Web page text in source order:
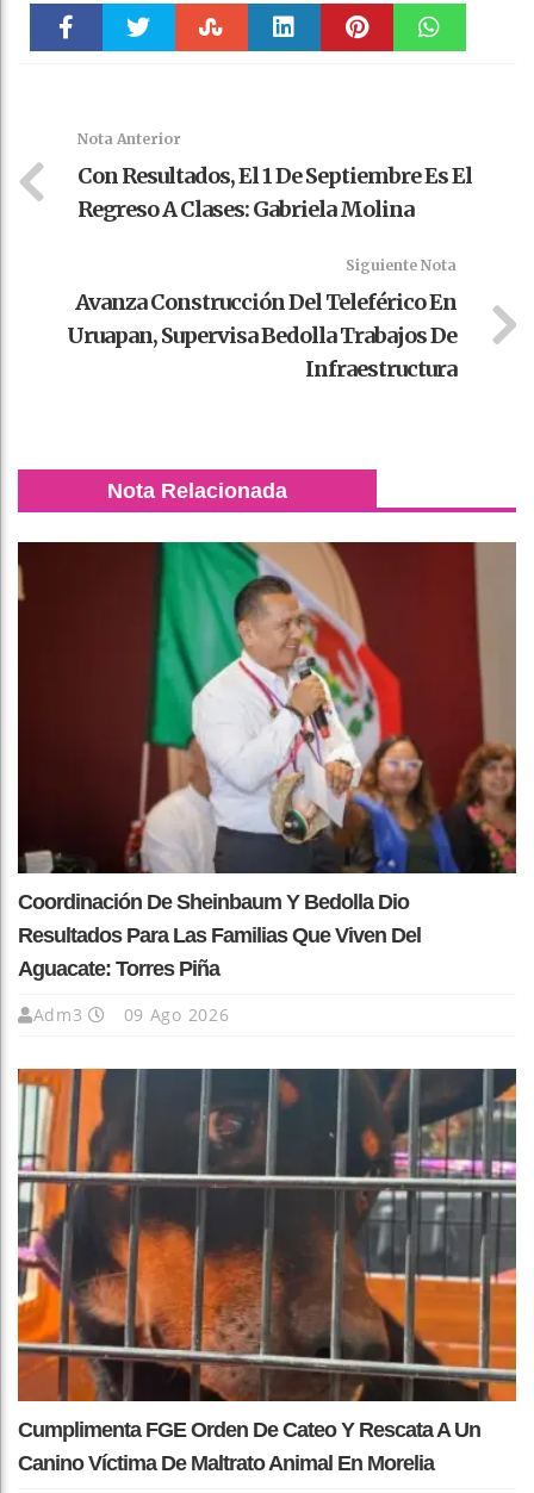
Nota Anterior
Con Resultados, El 1 De Septiembre Es El
Regreso A Clases: Gabriela Molina
Siguiente Nota
Avanza Construcción Del Teleférico En
Uruapan, Supervisa Bedolla Trabajos De
Infraestructura
Nota Relacionada
Coordinación De Sheinbaum Y Bedolla Dio
Resultados Para Las Familias Que Viven Del
Aguacate: Torres Piña
Adm3 09 Ago 2026
Cumplimenta FGE Orden De Cateo Y Rescata A Un
Canino Víctima De Maltrato Animal En Morelia